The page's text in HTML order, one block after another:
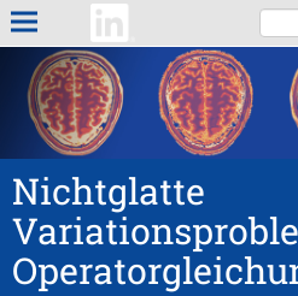
Nichtglatte